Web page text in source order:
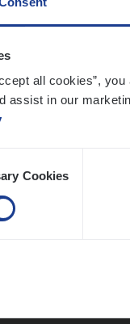
all cookies”,
assist in our
Cookies